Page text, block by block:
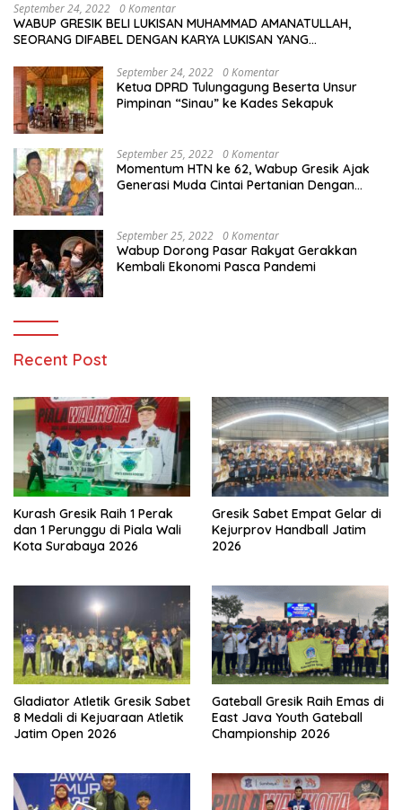
September 24, 2022 0 Komentar
WABUP GRESIK BELI LUKISAN MUHAMMAD AMANATULLAH,
SEORANG DIFABEL DENGAN KARYA LUKISAN YANG
September 24, 2022 0 Komentar
Ketua DPRD Tulungagung Beserta Unsur
Pimpinan “Sinau” ke Kades Sekapuk
September 25, 2022 0 Komentar
Momentum HTN ke 62, Wabup Gresik Ajak
Generasi Muda Cintai Pertanian Dengan
September 25, 2022 0 Komentar
Wabup Dorong Pasar Rakyat Gerakkan
Kembali Ekonomi Pasca Pandemi
Recent Post
Kurash Gresik Raih 1 Perak
dan 1 Perunggu di Piala Wali
Kota Surabaya 2026
Gresik Sabet Empat Gelar di
Kejurprov Handball Jatim
2026
Gladiator Atletik Gresik Sabet
8 Medali di Kejuaraan Atletik
Jatim Open 2026
Gateball Gresik Raih Emas di
East Java Youth Gateball
Championship 2026